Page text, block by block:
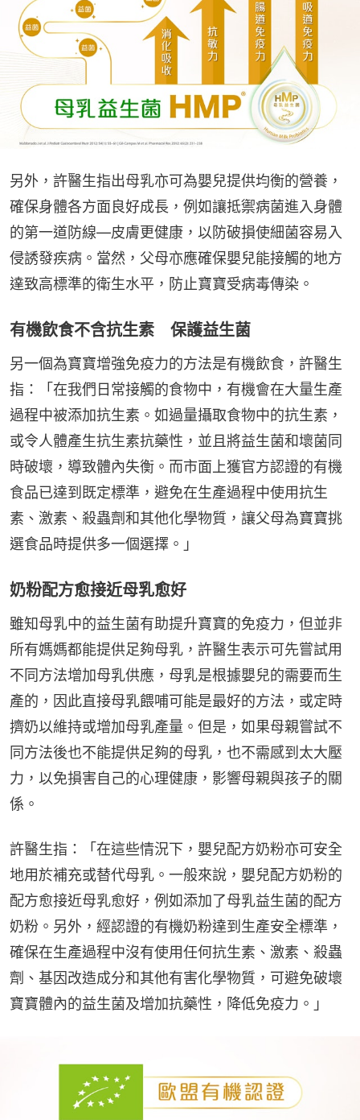
另外，許醫生指出母乳亦可為嬰兒提供均衡的營養，
確保身體各方面良好成長，例如讓抵禦病菌進入身體
的第一道防線—皮膚更健康，以防破損使細菌容易入
侵誘發疾病。當然，父母亦應確保嬰兒能接觸的地方
達致高標準的衛生水平，防止寶寶受病毒傳染。
有機飲食不含抗生素 保護益生菌
另一個為寶寶增強免疫力的方法是有機飲食，許醫生
指：「在我們日常接觸的食物中，有機會在大量生產
過程中被添加抗生素。如過量攝取食物中的抗生素，
或令人體產生抗生素抗藥性，並且將益生菌和壞菌同
時破壞，導致體內失衡。而市面上獲官方認證的有機
食品已達到既定標準，避免在生產過程中使用抗生
素、激素、殺蟲劑和其他化學物質，讓父母為寶寶挑
選食品時提供多一個選擇。」
奶粉配方愈接近母乳愈好
雖知母乳中的益生菌有助提升寶寶的免疫力，但並非
所有媽媽都能提供足夠母乳，許醫生表示可先嘗試用
不同方法增加母乳供應，母乳是根據嬰兒的需要而生
產的，因此直接母乳餵哺可能是最好的方法，或定時
擠奶以維持或增加母乳產量。但是，如果母親嘗試不
同方法後也不能提供足夠的母乳，也不需感到太大壓
力，以免損害自己的心理健康，影響母親與孩子的關
係。
許醫生指：「在這些情況下，嬰兒配方奶粉亦可安全
地用於補充或替代母乳。一般來說，嬰兒配方奶粉的
配方愈接近母乳愈好，例如添加了母乳益生菌的配方
奶粉。另外，經認證的有機奶粉達到生產安全標準，
確保在生產過程中沒有使用任何抗生素、激素、殺蟲
劑、基因改造成分和其他有害化學物質，可避免破壞
寶寶體內的益生菌及增加抗藥性，降低免疫力。」